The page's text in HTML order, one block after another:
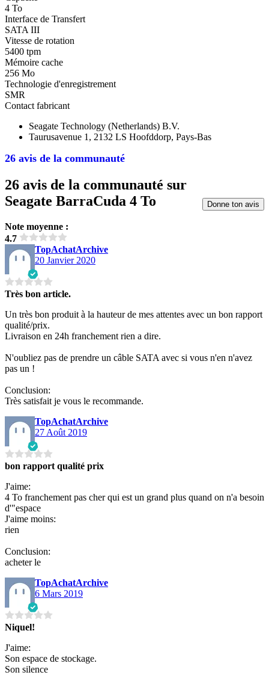
26 avis de la communauté
4 To
Interface de Transfert
SATA III
Vitesse de rotation
5400 tpm
Mémoire cache
256 Mo
Technologie d'enregistrement
SMR
Contact fabricant
Seagate Technology (Netherlands) B.V.
Taurusavenue 1, 2132 LS Hoofddorp, Pays-Bas
26 avis de la communauté sur
Seagate BarraCuda 4 To
Note moyenne :
4.7
Donne ton avis
TopAchatArchive
20 Janvier 2020
Très bon article.
Un très bon produit à la hauteur de mes attentes avec un bon rapport
qualité/prix.
Livraison en 24h franchement rien a dire.
N'oubliez pas de prendre un câble SATA avec si vous n'en n'avez
pas un !
Conclusion:
Très satisfait je vous le recommande.
TopAchatArchive
27 Août 2019
bon rapport qualité prix
J'aime:
4 To franchement pas cher qui est un grand plus quand on n'a besoin
d'"espace
J'aime moins:
rien
Conclusion:
acheter le
TopAchatArchive
6 Mars 2019
Niquel!
J'aime:
Son espace de stockage.
Son silence